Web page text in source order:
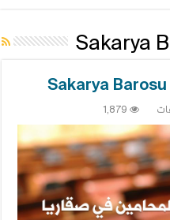
Sakarya
المحامين
صقاريا
Sakarya
Barosu
مغلقة
1,879